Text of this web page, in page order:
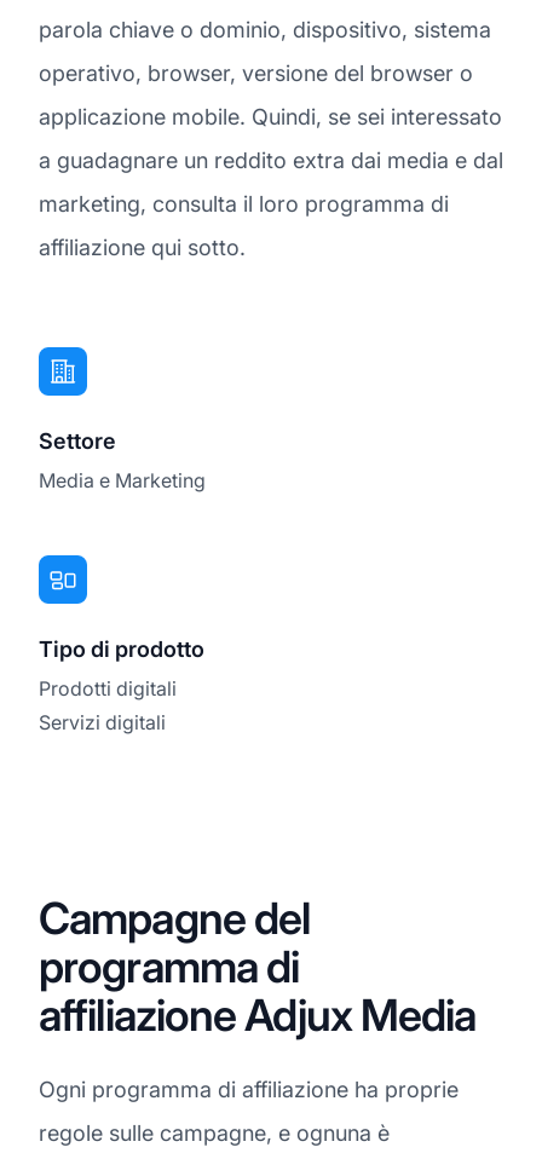
parola chiave o dominio, dispositivo, sistema
operativo, browser, versione del browser o
applicazione mobile. Quindi, se sei interessato
a guadagnare un reddito extra dai media e dal
marketing, consulta il loro programma di
affiliazione qui sotto.
Settore
Media e Marketing
Tipo di prodotto
Prodotti digitali
Servizi digitali
Campagne del
programma di
affiliazione Adjux Media
Ogni programma di affiliazione ha proprie
regole sulle campagne, e ognuna è